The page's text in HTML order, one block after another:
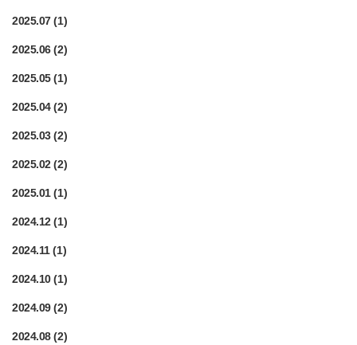
2025.07(1)
2025.06(2)
2025.05(1)
2025.04(2)
2025.03(2)
2025.02(2)
2025.01(1)
2024.12(1)
2024.11(1)
2024.10(1)
2024.09(2)
2024.08(2)